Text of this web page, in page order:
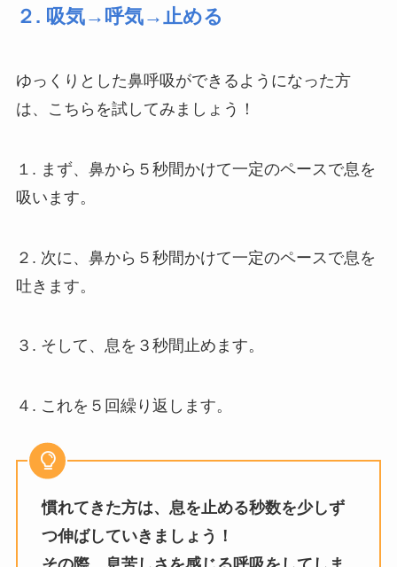
２. 吸気→呼気→止める
ゆっくりとした鼻呼吸ができるようになった方
は、こちらを試してみましょう！
１. まず、鼻から５秒間かけて一定のペースで息を
吸います。
２. 次に、鼻から５秒間かけて一定のペースで息を
吐きます。
３. そして、息を３秒間止めます。
４. これを５回繰り返します。
慣れてきた方は、息を止める秒数を少しず
つ伸ばしていきましょう！